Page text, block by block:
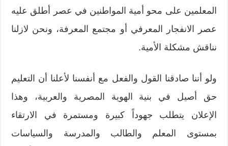
المعلمين على محو أمية المواطنين في عصر أطلق عليه
عصر الانفجار المعرفي أو مجتمع المعرفة، ونحن لازلنا
نناقش مشكلة الأمية.
ولو أننا صادقنا القول والفعل مع أنفسنا لأعلنا أن التعليم
حق أصيل في بنية الهوية المصرية والعربية، وهذا
الإعلان يتطلب جهوداً كبيرة ومستمرة في الارتقاء
بمستوى المعلم والطالب والمدرسة والسياسات